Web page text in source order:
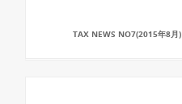
TAX NEWS NO7(2015年8月)